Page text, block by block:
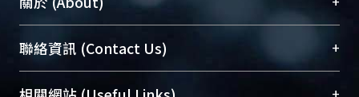
臺大位居世界頂尖大學之列，為永久珍藏及向國際
展現本校豐碩的研究成果及學術能量，圖書館整合
機構典藏（NTUR）與學術庫（AH）不同功能平
聯絡資訊 (Contact Us) +